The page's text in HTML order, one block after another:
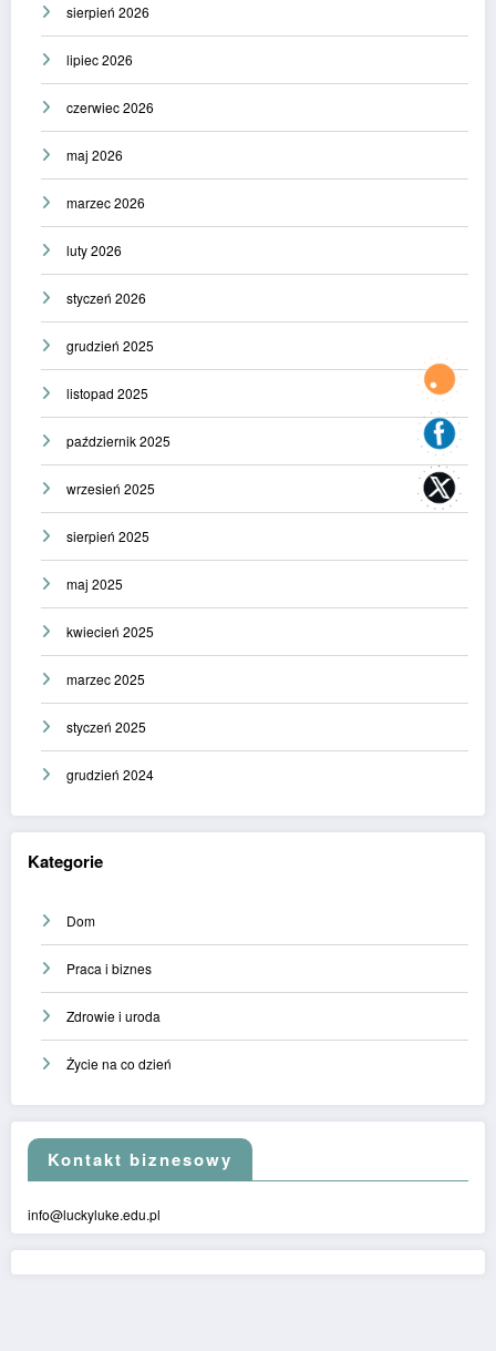
sierpień 2026
lipiec 2026
czerwiec 2026
maj 2026
marzec 2026
luty 2026
styczeń 2026
grudzień 2025
listopad 2025
październik 2025
wrzesień 2025
sierpień 2025
maj 2025
kwiecień 2025
marzec 2025
styczeń 2025
grudzień 2024
Kategorie
Dom
Praca i biznes
Zdrowie i uroda
Życie na co dzień
Kontakt biznesowy
info@luckyluke.edu.pl